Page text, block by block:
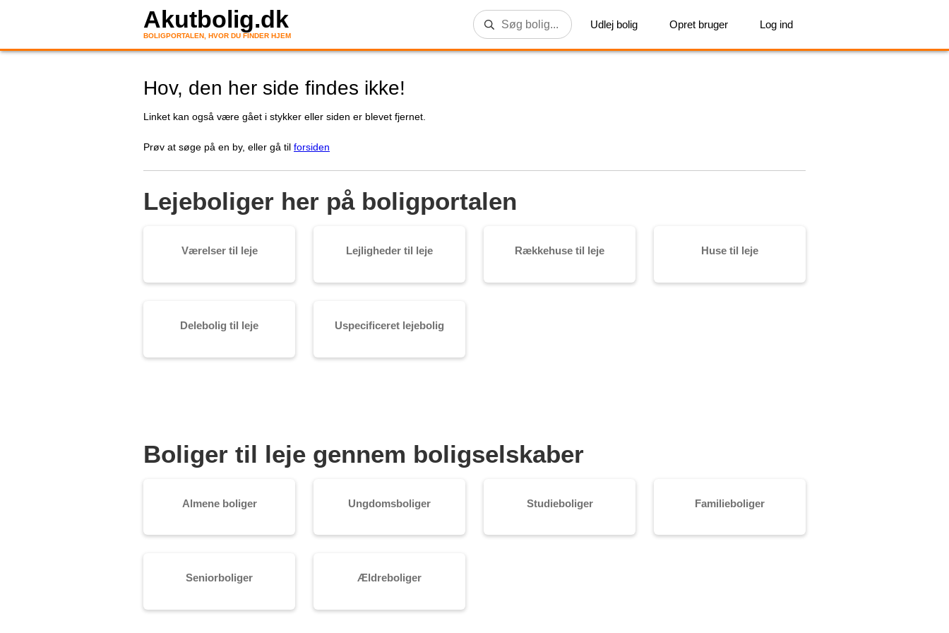
Akutbolig.dk
BOLIGPORTALEN, HVOR DU FINDER HJEM
Udlej bolig Opret bruger Log ind
Hov, den her side findes ikke!
Linket kan også være gået i stykker eller siden er blevet fjernet.
Prøv at søge på en by, eller gå til forsiden
Lejeboliger her på boligportalen
Værelser til leje Lejligheder til leje Rækkehuse til leje Huse til leje
Delebolig til leje Uspecificeret lejebolig
Boliger til leje gennem boligselskaber
Almene boliger Ungdomsboliger Studieboliger Familieboliger
Seniorboliger Ældreboliger